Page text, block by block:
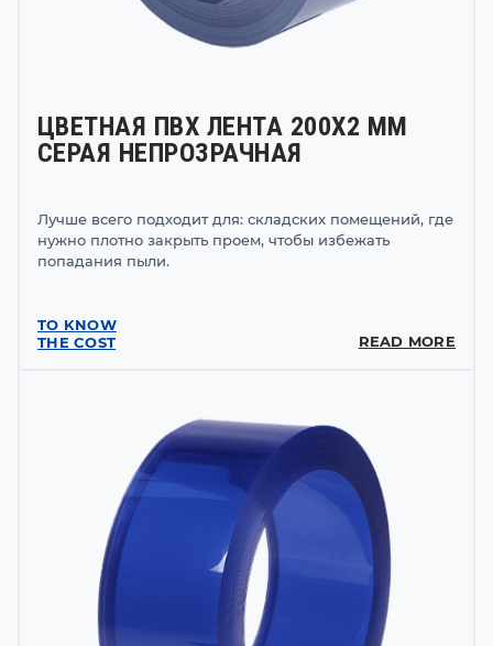
ЦВЕТНАЯ ПВХ ЛЕНТА 200Х2 ММ
СЕРАЯ НЕПРОЗРАЧНАЯ
Лучше всего подходит для: складских помещений, где
нужно плотно закрыть проем, чтобы избежать
попадания пыли.
TO KNOW
THE COST
READ MORE